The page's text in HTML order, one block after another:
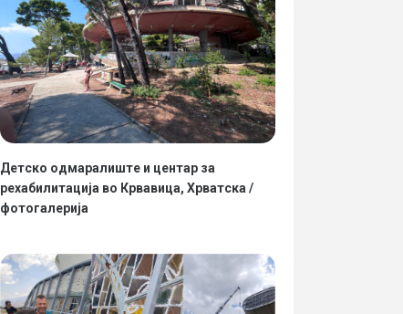
Детско одмаралиште и центар за
рехабилитација во Крвавица, Хрватска /
фотогалерија